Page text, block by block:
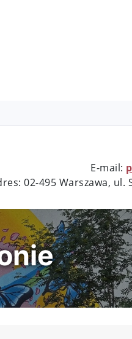
E-mail:
02-495 Warszawa, ul.